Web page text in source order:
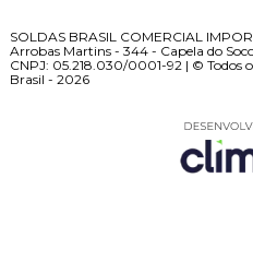
SOLDAS BRASIL COMERCIAL
Arrobas Martins - 344 - Capela do
CNPJ: 05.218.030/0001-92 | © Todos
Brasil - 2026